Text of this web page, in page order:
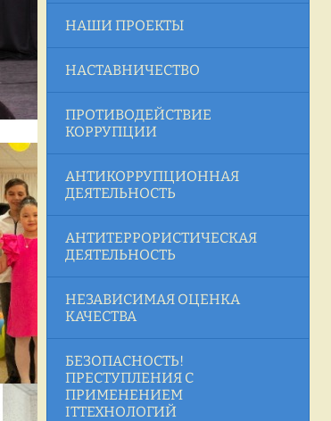
НАШИ ПРОЕКТЫ
НАСТАВНИЧЕСТВО
ПРОТИВОДЕЙСТВИЕ
КОРРУПЦИИ
АНТИКОРРУПЦИОННАЯ
ДЕЯТЕЛЬНОСТЬ
АНТИТЕРРОРИСТИЧЕСКАЯ
ДЕЯТЕЛЬНОСТЬ
НЕЗАВИСИМАЯ ОЦЕНКА
КАЧЕСТВА
БЕЗОПАСНОСТЬ!
ПРЕСТУПЛЕНИЯ С
ПРИМЕНЕНИЕМ
ITТЕХНОЛОГИЙ